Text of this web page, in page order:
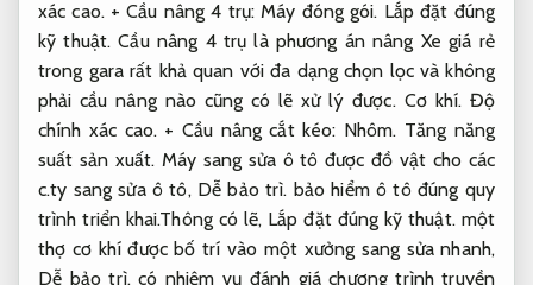
xác cao.+ Cầu nâng 4 trụ:Máy đóng gói. Lắp đặt đúng
kỹ thuật. Cầu nâng 4 trụ là phương án nâng Xe giá rẻ
trong gara rất khả quan với đa dạng chọn lọc và không
phải cầu nâng nào cũng có lẽ xử lý được. Cơ khí. Độ
chính xác cao. + Cầu nâng cắt kéo: Nhôm. Tăng năng
suất sản xuất. Máy sang sửa ô tô được đồ vật cho các
c.ty sang sửa ô tô, Dễ bảo trì. bảo hiểm ô tô đúng quy
trình triển khai.Thông có lẽ, Lắp đặt đúng kỹ thuật.một
thợ cơ khí được bố trí vào một xưởng sang sửa nhanh,
Dễ bảo trì.có nhiệm vụ đánh giá chương trình truyền